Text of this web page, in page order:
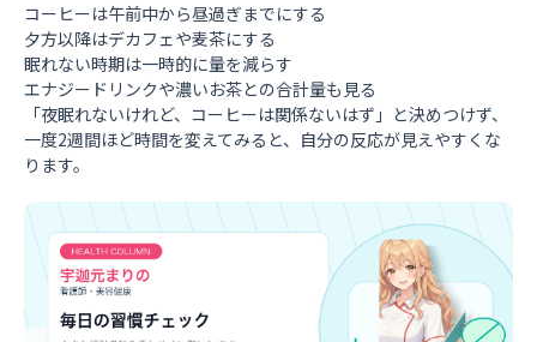
コーヒーは午前中から昼過ぎまでにする
夕方以降はデカフェや麦茶にする
眠れない時期は一時的に量を減らす
エナジードリンクや濃いお茶との合計量も見る
「夜眠れないけれど、コーヒーは関係ないはず」と決めつけず、
一度2週間ほど時間を変えてみると、自分の反応が見えやすくな
ります。